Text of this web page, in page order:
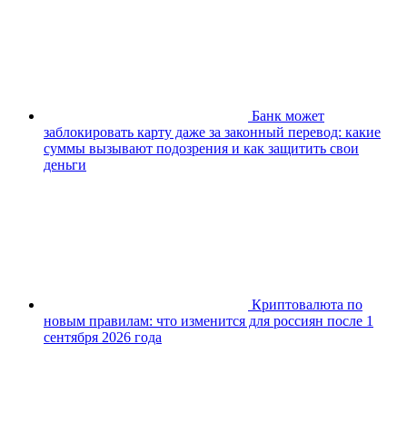
Банк может
заблокировать карту даже за законный перевод: какие
суммы вызывают подозрения и как защитить свои
деньги
Криптовалюта по
новым правилам: что изменится для россиян после 1
сентября 2026 года